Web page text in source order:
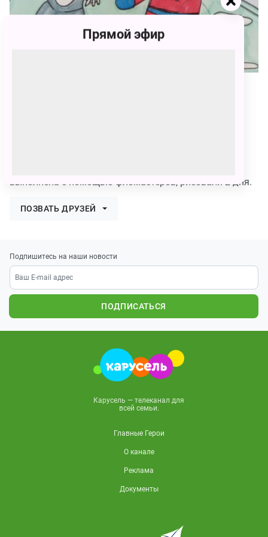
выполнена с помощью фломастеров, рисовали 2 дня.
ПОЗВАТЬ ДРУЗЕЙ
Подпишитесь на наши новости
ПОДПИСАТЬСЯ
Карусель — телеканал для
всей семьи.
Главные Герои
О канале
Реклама
Документы
Прямой эфир